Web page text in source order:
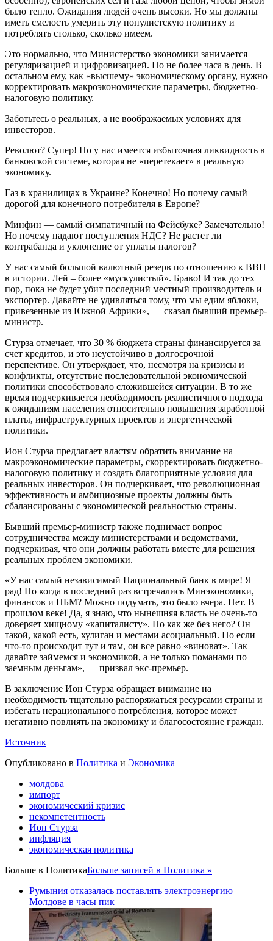
было тепло. Ожидания людей очень высоки. Но мы должны
иметь смелость умерить эту популистскую политику и
потреблять столько, сколько имеем.
Это нормально, что Министерство экономики занимается
регуляризацией и цифровизацией. Но не более часа в день. В
остальном ему, как «высшему» экономическому органу, нужно
корректировать макроэкономические параметры, бюджетно-
налоговую политику.
Заботьтесь о реальных, а не воображаемых условиях для
инвесторов.
Револют? Супер! Но у нас имеется избыточная ликвидность в
банковской системе, которая не «перетекает» в реальную
экономику.
Газ в хранилищах в Украине? Конечно! Но почему самый
дорогой для конечного потребителя в Европе?
Минфин — самый симпатичный на Фейсбуке? Замечательно!
Но почему падают поступления НДС? Не растет ли
контрабанда и уклонение от уплаты налогов?
У нас самый большой валютный резерв по отношению к ВВП
в истории. Лей – более «мускулистый». Браво! И так до тех
пор, пока не будет убит последний местный производитель и
экспортер. Давайте не удивляться тому, что мы едим яблоки,
привезенные из Южной Африки», — сказал бывший премьер-
министр.
Стурза отмечает, что 30 % бюджета страны финансируется за
счет кредитов, и это неустойчиво в долгосрочной
перспективе. Он утверждает, что, несмотря на кризисы и
конфликты, отсутствие последовательной экономической
политики способствовало сложившейся ситуации. В то же
время подчеркивается необходимость реалистичного подхода
к ожиданиям населения относительно повышения заработной
платы, инфраструктурных проектов и энергетической
политики.
Ион Стурза предлагает властям обратить внимание на
макроэкономические параметры, скорректировать бюджетно-
налоговую политику и создать благоприятные условия для
реальных инвесторов. Он подчеркивает, что революционная
эффективность и амбициозные проекты должны быть
сбалансированы с экономической реальностью страны.
Бывший премьер-министр также поднимает вопрос
сотрудничества между министерствами и ведомствами,
подчеркивая, что они должны работать вместе для решения
реальных проблем экономики.
«У нас самый независимый Национальный банк в мире! Я
рад! Но когда в последний раз встречались Минэкономики,
финансов и НБМ? Можно подумать, это было вчера. Нет. В
прошлом веке! Да, я знаю, что нынешняя власть не очень-то
доверяет хищному «капиталисту». Но как же без него? Он
такой, какой есть, хулиган и местами асоциальный. Но если
что-то происходит тут и там, он все равно «виноват». Так
давайте займемся и экономикой, а не только поманами по
заемным деньгам», — призвал экс-премьер.
В заключение Ион Стурза обращает внимание на
необходимость тщательно распоряжаться ресурсами страны и
избегать нерационального потребления, которое может
негативно повлиять на экономику и благосостояние граждан.
Источник
Опубликовано в Политика и Экономика
молдова
импорт
экономический кризис
некомпетентность
Ион Стурза
инфляция
экономическая политика
Больше в ПолитикаБольше записей в Политика »
Румыния отказалась поставлять электроэнергию
Молдове в часы пик